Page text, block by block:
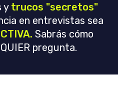
y trucos "secretos"
en entrevistas sea
Sabrás cómo
pregunta.